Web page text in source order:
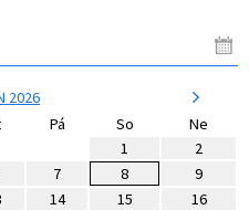
2026
Pá So
Ne
1
2
7 8
9
14 15
16